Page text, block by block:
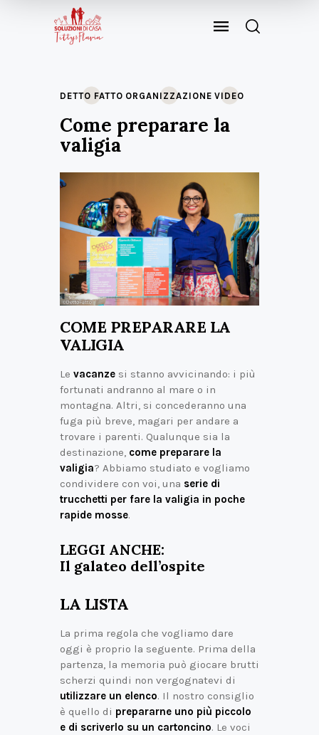
DETTO FATTO ORGANIZZAZIONE VIDEO
Come preparare la
valigia
COME PREPARARE LA
VALIGIA
Le vacanze si stanno avvicinando: i più
fortunati andranno al mare o in
montagna. Altri, si concederanno una
fuga più breve, magari per andare a
trovare i parenti. Qualunque sia la
destinazione, come preparare la
valigia? Abbiamo studiato e vogliamo
condividere con voi, una serie di
trucchetti per fare la valigia in poche
rapide mosse.
LEGGI ANCHE:
Il galateo dell’ospite
LA LISTA
La prima regola che vogliamo dare
oggi è proprio la seguente. Prima della
partenza, la memoria può giocare brutti
scherzi quindi non vergognatevi di
utilizzare un elenco. Il nostro consiglio
è quello di prepararne uno più piccolo
e di scriverlo su un cartoncino. Le voci